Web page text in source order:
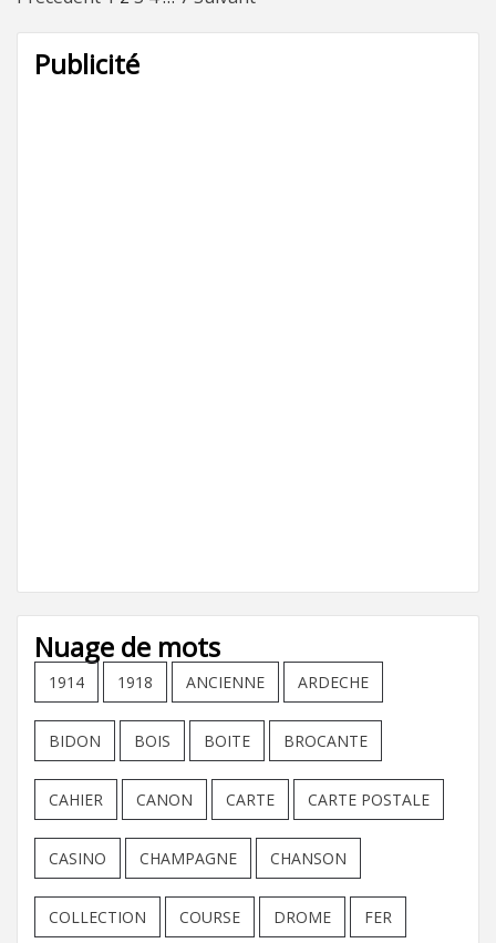
des
Publicité
Nuage de mots
1914 1918 ANCIENNE ARDECHE
BIDON BOIS BOITE BROCANTE
CAHIER CANON CARTE CARTE POSTALE
CASINO CHAMPAGNE CHANSON
COLLECTION COURSE DROME FER